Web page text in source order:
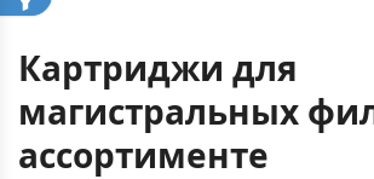
Картриджи для
магистральных
ассортименте